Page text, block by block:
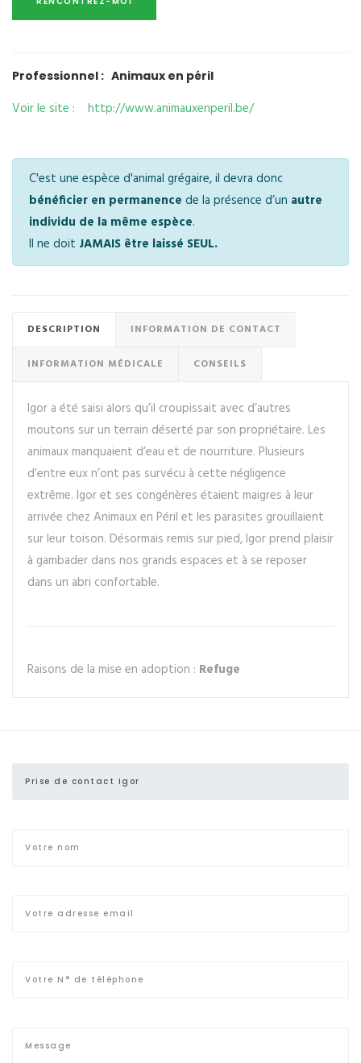
Professionnel : Animaux en péril
Voir le site : http://www.animauxenperil.be/
C'est une espèce d'animal grégaire, il devra donc
bénéficier en permanence de la présence d’un autre
individu de la même espèce.
Il ne doit JAMAIS être laissé SEUL.
DESCRIPTION INFORMATION DE CONTACT
INFORMATION MÉDICALE CONSEILS
Igor a été saisi alors qu’il croupissait avec d’autres
moutons sur un terrain déserté par son propriétaire. Les
animaux manquaient d’eau et de nourriture. Plusieurs
d’entre eux n’ont pas survécu à cette négligence
extrême. Igor et ses congénères étaient maigres à leur
arrivée chez Animaux en Péril et les parasites grouillaient
sur leur toison. Désormais remis sur pied, Igor prend plaisir
à gambader dans nos grands espaces et à se reposer
dans un abri confortable.
Raisons de la mise en adoption : Refuge